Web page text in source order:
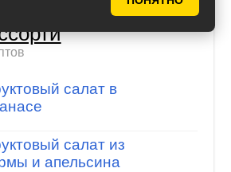
салат в
салат из
и апельсина